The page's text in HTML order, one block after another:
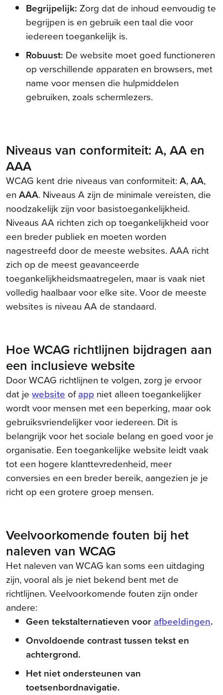
Begrijpelijk: Zorg dat de inhoud eenvoudig te
begrijpen is en gebruik een taal die voor
iedereen toegankelijk is.
Robuust: De website moet goed functioneren
op verschillende apparaten en browsers, met
name voor mensen die hulpmiddelen
gebruiken, zoals schermlezers.
Niveaus van conformiteit: A, AA en
AAA
WCAG kent drie niveaus van conformiteit: A,AA,
en AAA. Niveaus A zijn de minimale vereisten, die
noodzakelijk zijn voor basistoegankelijkheid.
Niveaus AA richten zich op toegankelijkheid voor
een breder publiek en moeten worden
nagestreefd door de meeste websites. AAA richt
zich op de meest geavanceerde
toegankelijkheidsmaatregelen, maar is vaak niet
volledig haalbaar voor elke site. Voor de meeste
websites is niveau AA de standaard.
Hoe WCAG richtlijnen bijdragen aan
een inclusieve website
Door WCAG richtlijnen te volgen, zorg je ervoor
dat je website ofapp niet alleen toegankelijker
wordt voor mensen met een beperking, maar ook
gebruiksvriendelijker voor iedereen. Dit is
belangrijk voor het sociale belang en goed voor je
organisatie. Een toegankelijke website leidt vaak
tot een hogere klanttevredenheid, meer
conversies en een breder bereik, aangezien je je
richt op een grotere groep mensen.
Veelvoorkomende fouten bij het
naleven van WCAG
Het naleven van WCAG kan soms een uitdaging
zijn, vooral als je niet bekend bent met de
richtlijnen. Veelvoorkomende fouten zijn onder
andere:
Geen tekstalternatieven voorafbeeldingen.
Onvoldoende contrast tussen tekst en
achtergrond.
Het niet ondersteunen van
toetsenbordnavigatie.